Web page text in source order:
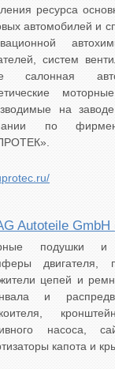
ресурса
автомобилей и
систем
салонная
на
по
Autoteile
подушки и
двигателя,
цепей и
и
насоса,
капота и